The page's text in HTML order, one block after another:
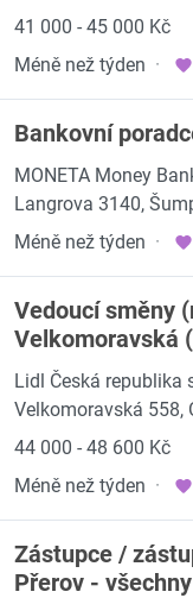
41 000 - 45 000 Kč
Méně než týden ·
Bankovní
MONETA Money
Langrova 3140,
Méně než týden ·
Vedoucí směny
Velkomoravská
Lidl Česká republika
Velkomoravská 558,
44 000 - 48 600 Kč
Méně než týden ·
Zástupce /
Přerov -